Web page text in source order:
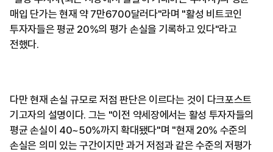
매입 단가는 현재 약 7만6700달러다"라며 "활성 비트코인
투자자들은 평균 20%의 평가 손실을 기록하고 있다"라고
전했다.
다만 현재 손실 규모로 저점 판단은 이르다는 것이 다크포스트
기고자의 설명이다. 그는 "이전 약세장에서는 활성 투자자들의
평균 손실이 40~50%까지 확대됐다"며 "현재 20% 수준의
손실은 의미 있는 구간이지만 과거 저점과 같은 수준의 저평가